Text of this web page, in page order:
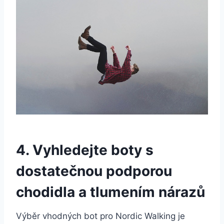
4. Vyhledejte ⁣boty s⁣
dostatečnou podporou
chodidla a ‍tlumením​ nárazů
Výběr vhodných bot pro Nordic Walking⁢ je​